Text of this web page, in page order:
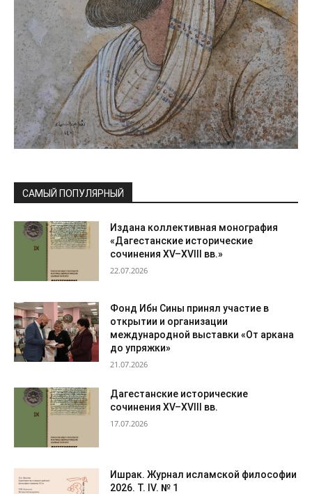
САМЫЙ ПОПУЛЯРНЫЙ
Издана коллективная монография
«Дагестанские исторические
сочинения XV–XVIII вв.»
22.07.2026
Фонд Ибн Сины принял участие в
открытии и организации
международной выставки «От аркана
до упряжки»
21.07.2026
Дагестанские исторические
сочинения XV–XVIII вв.
17.07.2026
Ишрак. Журнал исламской философии
2026. Т. IV. № 1